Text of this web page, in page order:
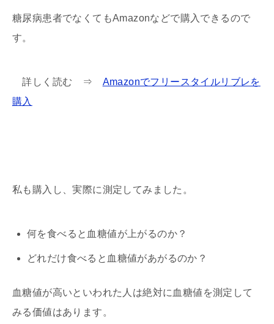
糖尿病患者でなくてもAmazonなどで購入できるので
す。
詳しく読む ⇒ Amazonでフリースタイルリブレを
購入
私も購入し、実際に測定してみました。
何を食べると血糖値が上がるのか？
どれだけ食べると血糖値があがるのか？
血糖値が高いといわれた人は絶対に血糖値を測定して
みる価値はあります。